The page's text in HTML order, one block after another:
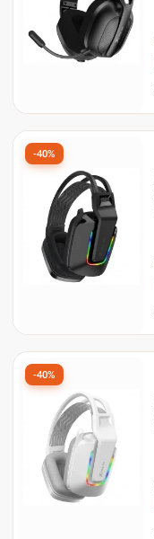
-40%
-40%